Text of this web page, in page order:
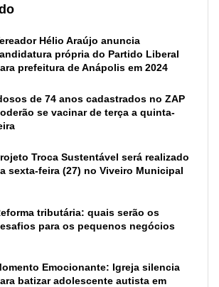
Hélio Araújo anuncia
própria do Partido Liberal
prefeitura de Anápolis em 2024
de 74 anos cadastrados no ZAP
se vacinar de terça a quinta-
Troca Sustentável será realizado
sexta-feira (27) no Viveiro Municipal
tributária: quais serão os
para os pequenos negócios
Emocionante: Igreja silencia
batizar adolescente autista em